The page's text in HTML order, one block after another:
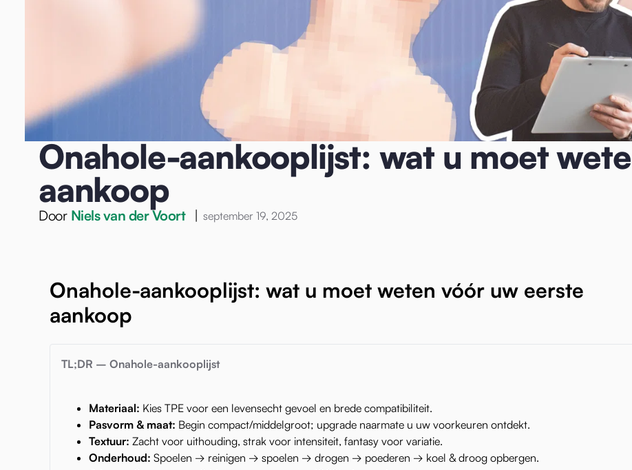
Onahole / Onahole-aankooplijst: wat u moet weten vóór uw eerste aankoop
Onahole
Onahole-aankooplijst: wat u moet
aankoop
Door Niels van der Voort | september 19, 2025
Onahole-aankooplijst: wat u moet weten vóór uw eerste
aankoop
TL;DR – Onahole-aankooplijst
Materiaal: Kies TPE voor een levensecht gevoel en brede compatibiliteit.
Pasvorm & maat: Begin compact/middelgroot; upgrade naarmate u uw voorkeuren ontdekt.
Textuur: Zacht voor uithouding, strak voor intensiteit, fantasy voor variatie.
Onderhoud: Spoelen → reinigen → spoelen → drogen → poederen → koel & droog opbergen.